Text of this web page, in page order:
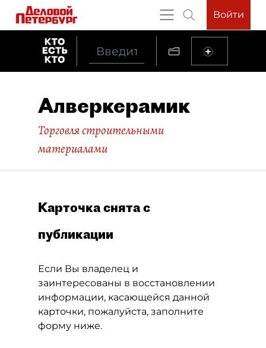
Войти
Алверкерамик
Торговля строительными
материалами
Карточка снята с
публикации
Если Вы владелец и
заинтересованы в восстановлении
информации, касающейся данной
карточки, пожалуйста, заполните
форму ниже.